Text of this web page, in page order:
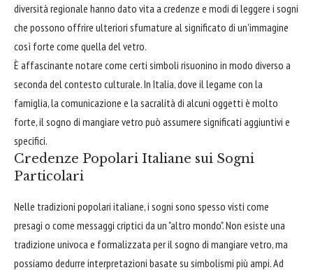
diversità regionale hanno dato vita a credenze e modi di leggere i sogni
che possono offrire ulteriori sfumature al significato di un'immagine
così forte come quella del vetro.
È affascinante notare come certi simboli risuonino in modo diverso a
seconda del contesto culturale. In Italia, dove il legame con la
famiglia, la comunicazione e la sacralità di alcuni oggetti è molto
forte, il sogno di mangiare vetro può assumere significati aggiuntivi e
specifici.
Credenze Popolari Italiane sui Sogni
Particolari
Nelle tradizioni popolari italiane, i sogni sono spesso visti come
presagi o come messaggi criptici da un "altro mondo". Non esiste una
tradizione univoca e formalizzata per il sogno di mangiare vetro, ma
possiamo dedurre interpretazioni basate su simbolismi più ampi. Ad